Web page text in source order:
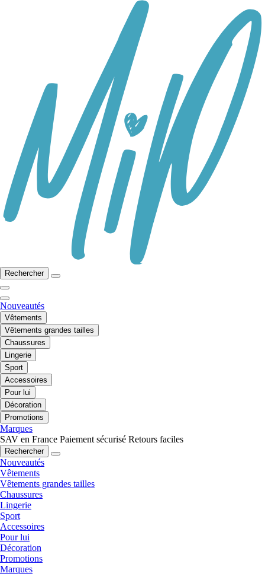
Rechercher
Nouveautés
Vêtements
Vêtements grandes tailles
Chaussures
Lingerie
Sport
Accessoires
Pour lui
Décoration
Promotions
Marques
SAV en France Paiement sécurisé Retours faciles
Rechercher
Nouveautés
Vêtements
Vêtements grandes tailles
Chaussures
Lingerie
Sport
Accessoires
Pour lui
Décoration
Promotions
Marques